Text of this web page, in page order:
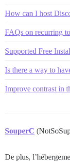
How can I host
FAQs on recurring
Supported Free
Is there a way to
Improve contrast in
SouperC
De plus,